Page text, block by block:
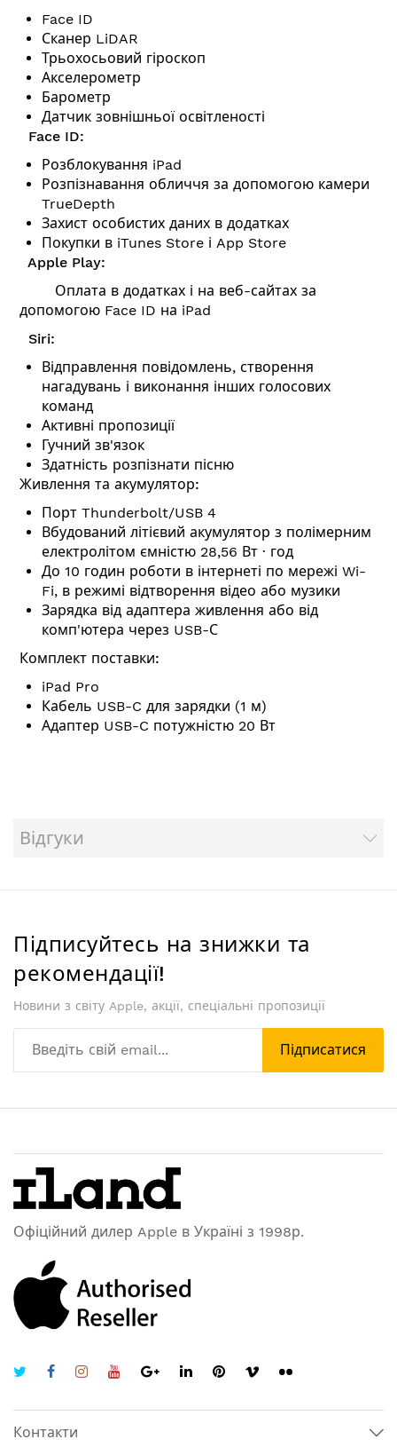
Face ID
Сканер LiDAR
Трьохосьовий гіроскоп
Акселерометр
Барометр
Датчик зовнішньої освітленості
Face ID:
Розблокування iPad
Розпізнавання обличчя за допомогою камери
TrueDepth
Захист особистих даних в додатках
Покупки в iTunes Store і App Store
Apple Play:
Оплата в додатках і на веб-сайтах за
допомогою Face ID на iPad
Siri:
Відправлення повідомлень, створення
нагадувань і виконання інших голосових
команд
Активні пропозиції
Гучний зв'язок
Здатність розпізнати пісню
Живлення та акумулятор:
Порт Thunderbolt/USB 4
Вбудований літієвий акумулятор з полімерним
електролітом ємністю 28,56 Вт ∙ год
До 10 годин роботи в інтернеті по мережі Wi-
Fi, в режимі відтворення відео або музики
Зарядка від адаптера живлення або від
комп'ютера через USB-С
Комплект поставки:
iPad Pro
Кабель USB-C для зарядки (1 м)
Адаптер USB-C потужністю 20 Вт
Відгуки
Підписуйтесь на знижки та
рекомендації!
Новини з світу Apple, акції, спеціальні пропозиції
Підписатися
Офіційний дилер Apple в Україні з 1998р.
Контакти